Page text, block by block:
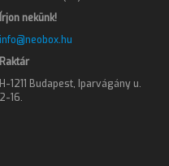
Írjon nekünk!
info@neobox.hu
Raktár
H-1211 Budapest, Iparvágány u.
2-16.